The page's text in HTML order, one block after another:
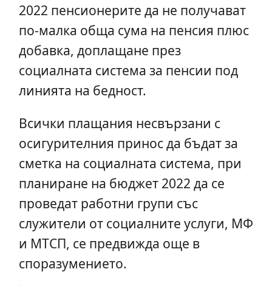
2022 пенсионерите да не получават
по-малка обща сума на пенсия плюс
добавка, доплащане през
социалната система за пенсии под
линията на бедност.
Всички плащания несвързани с
осигурителния принос да бъдат за
сметка на социалната система, при
планиране на бюджет 2022 да се
проведат работни групи със
служители от социалните услуги, МФ
и МТСП, се предвижда още в
споразумението.